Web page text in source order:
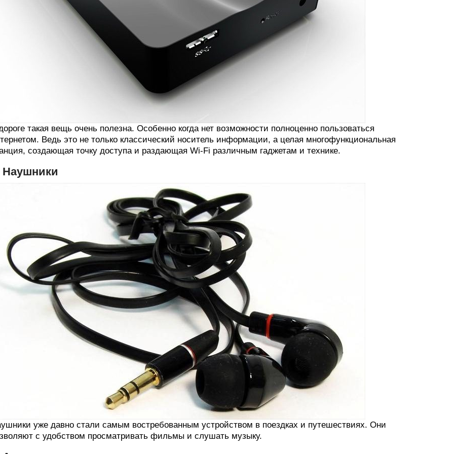
такая вещь очень полезна. Особенно когда нет возможности полноценно пользоваться
Ведь это не только классический носитель информации, а целая многофункциональная
создающая точку доступа и раздающая Wi-Fi различным гаджетам и технике.
Наушники
уже давно стали самым востребованным устройством в поездках и путешествиях. Они
с удобством просматривать фильмы и слушать музыку.